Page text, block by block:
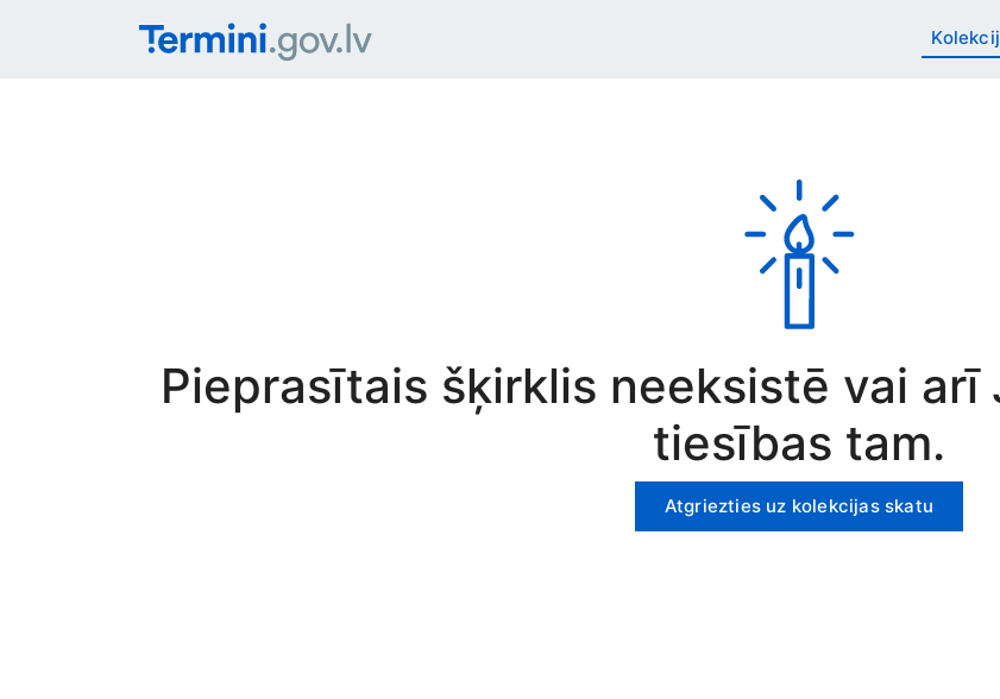
Pieprasītais šķirklis neeksistē vai arī
tiesības tam.
Atgriezties uz kolekcijas skatu